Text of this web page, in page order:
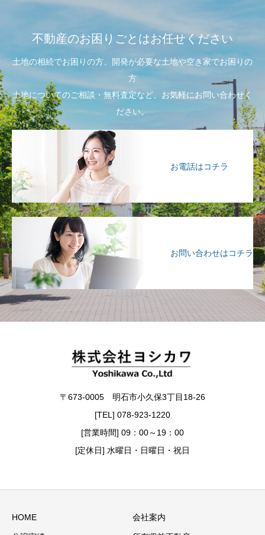
不動産のお困りごとはお任せください
土地の相続でお困りの方、開発が必要な土地や空き家でお困りの
方
土地についてのご相談・無料査定など、お気軽にお問い合わせく
ださい。
お電話はコチラ
お問い合わせはコチラ
〒673-0005 明石市小久保3丁目18-26
[TEL] 078-923-1220
[営業時間] 09：00～19：00
[定休日] 水曜日・日曜日・祝日
HOME 会社案内